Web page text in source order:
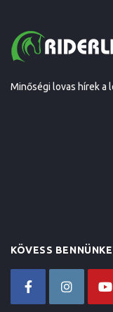
Minőségi lovas hírek a
KÖVESS